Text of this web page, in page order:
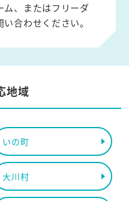
ム、またはフリーダ
合わせください。
地域
いの町
大川村